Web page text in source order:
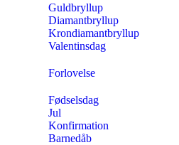
Guldbryllup
Diamantbryllup
Krondiamantbryllup
Valentinsdag
Forlovelse
Fødselsdag
Jul
Konfirmation
Barnedåb